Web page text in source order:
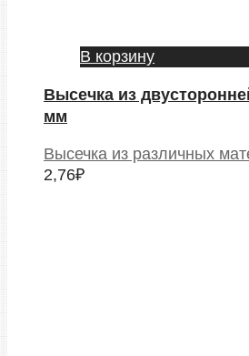
В корзину
Высечка из
мм
Высечка из различных
2,76₽